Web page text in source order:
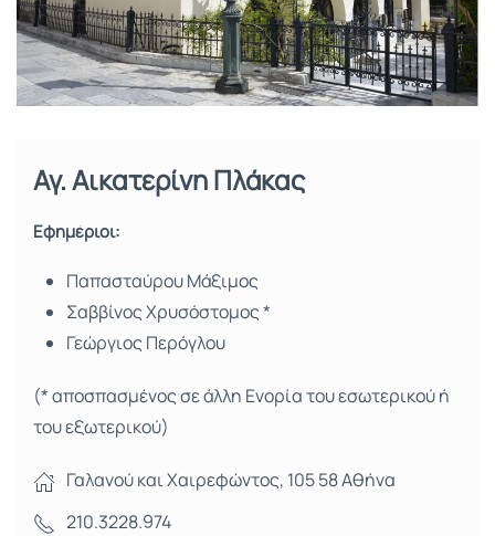
Αγ. Αικατερίνη Πλάκας
Εφημέριοι:
Παπασταύρου Μάξιμος
Σαββίνος Χρυσόστομος *
Γεώργιος Περόγλου
(* αποσπασμένος σε άλλη Ενορία του εσωτερικού ή
του εξωτερικού)
Γαλανού και Χαιρεφώντος, 105 58 Αθήνα
210.3228.974